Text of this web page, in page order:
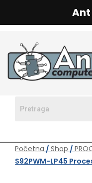
Početna / Shop /
S92PWM-LP45